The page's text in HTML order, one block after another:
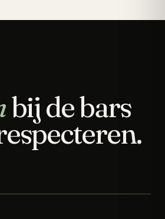
bij de bars